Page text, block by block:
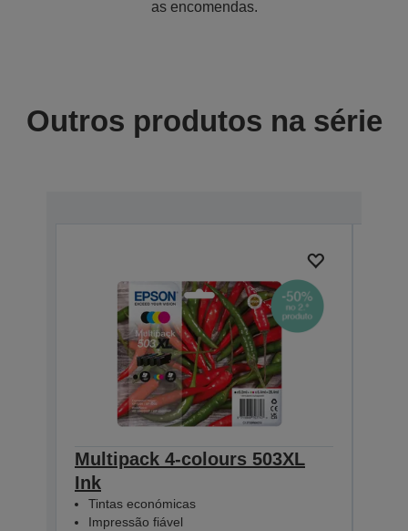
as encomendas.
Outros produtos na série
Multipack 4-colours 503XL
Ink
Tintas económicas
Impressão fiável